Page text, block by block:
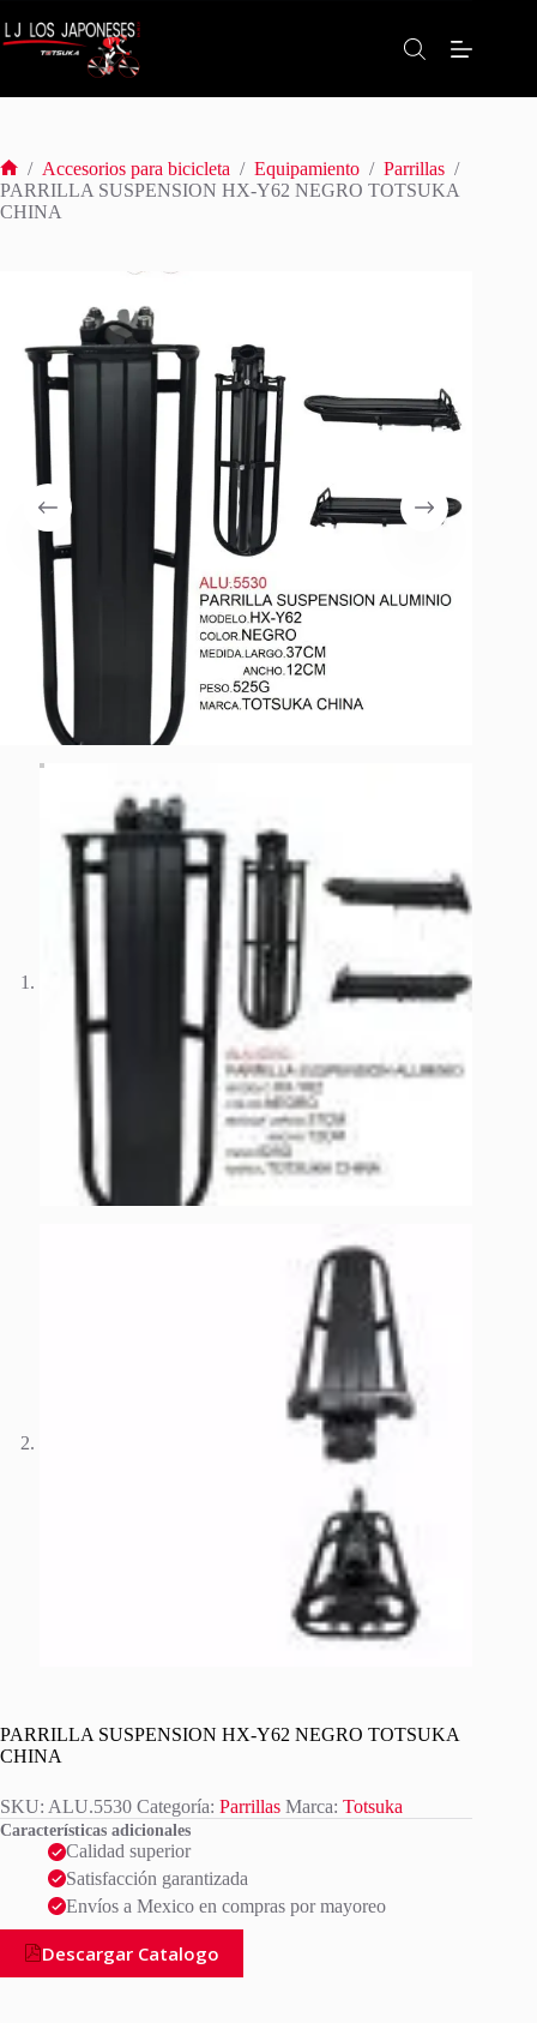
al
contenido
Inicio
/ Accesorios para bicicleta / Equipamiento / Parrillas /
PARRILLA SUSPENSION HX-Y62 NEGRO TOTSUKA
CHINA
PARRILLA SUSPENSION HX-Y62 NEGRO TOTSUKA
CHINA
SKU: ALU.5530 Categoría: Parrillas Marca: Totsuka
Características adicionales
Calidad superior
Satisfacción garantizada
Envíos a Mexico en compras por mayoreo
Descargar Catalogo